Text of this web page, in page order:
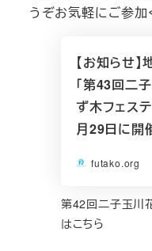
うぞお気軽にご参加
【お知らせ
「第43回二
ず木フェス
月29日に開
futako.org
第42回二子玉川
はこちら